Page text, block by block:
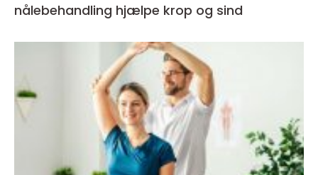
nålebehandling hjælpe krop og sind